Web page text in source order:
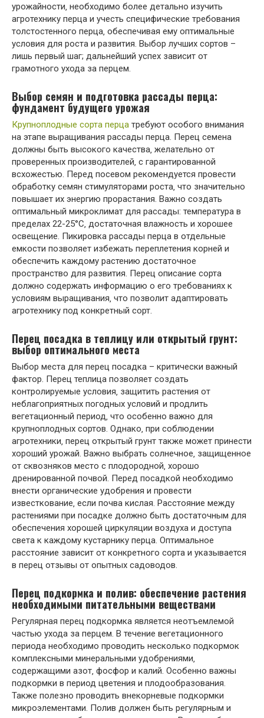
урожайности‚ необходимо более детально изучить
агротехнику перца и учесть специфические требования
толстостенного перца‚ обеспечивая ему оптимальные
условия для роста и развития. Выбор лучших сортов –
лишь первый шаг; дальнейший успех зависит от
грамотного ухода за перцем.
Выбор семян и подготовка рассады перца:
фундамент будущего урожая
Крупноплодные сорта перца требуют особого внимания
на этапе выращивания рассады перца. Перец семена
должны быть высокого качества‚ желательно от
проверенных производителей‚ с гарантированной
всхожестью. Перед посевом рекомендуется провести
обработку семян стимуляторами роста‚ что значительно
повышает их энергию прорастания. Важно создать
оптимальный микроклимат для рассады: температура в
пределах 22-25°C‚ достаточная влажность и хорошее
освещение. Пикировка рассады перца в отдельные
емкости позволяет избежать переплетения корней и
обеспечить каждому растению достаточное
пространство для развития. Перец описание сорта
должно содержать информацию о его требованиях к
условиям выращивания‚ что позволит адаптировать
агротехнику под конкретный сорт.
Перец посадка в теплицу или открытый грунт:
выбор оптимального места
Выбор места для перец посадка – критически важный
фактор. Перец теплица позволяет создать
контролируемые условия‚ защитить растения от
неблагоприятных погодных условий и продлить
вегетационный период‚ что особенно важно для
крупноплодных сортов. Однако‚ при соблюдении
агротехники‚ перец открытый грунт также может принести
хороший урожай. Важно выбрать солнечное‚ защищенное
от сквозняков место с плодородной‚ хорошо
дренированной почвой. Перед посадкой необходимо
внести органические удобрения и провести
известкование‚ если почва кислая. Расстояние между
растениями при посадке должно быть достаточным для
обеспечения хорошей циркуляции воздуха и доступа
света к каждому кустарнику перца. Оптимальное
расстояние зависит от конкретного сорта и указывается
в перец отзывы от опытных садоводов.
Перец подкормка и полив: обеспечение растения
необходимыми питательными веществами
Регулярная перец подкормка является неотъемлемой
частью ухода за перцем. В течение вегетационного
периода необходимо проводить несколько подкормок
комплексными минеральными удобрениями‚
содержащими азот‚ фосфор и калий. Особенно важны
подкормки в период цветения и плодообразования.
Также полезно проводить внекорневые подкормки
микроэлементами. Полив должен быть регулярным и